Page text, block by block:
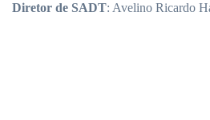
Diretor de SADT: Avelino Ricardo